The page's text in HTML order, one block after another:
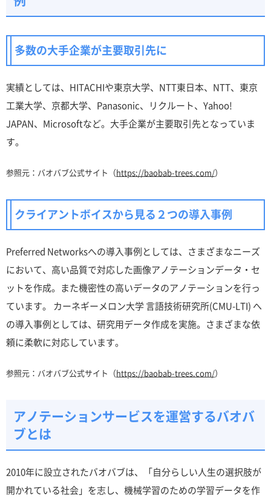
多数の大手企業が主要取引先に
実績としては、HITACHIや東京大学、NTT東日本、NTT、東京
工業大学、京都大学、Panasonic、リクルート、Yahoo!
JAPAN、Microsoftなど。大手企業が主要取引先となっていま
す。
参照元：バオバブ公式サイト（https://baobab-trees.com/）
クライアントボイスから見る２つの導入事例
Preferred Networksへの導入事例としては、さまざまなニーズ
において、高い品質で対応した画像アノテーションデータ・セ
ットを作成。また機密性の高いデータのアノテーションを行っ
ています。 カーネギーメロン大学 言語技術研究所(CMU-LTI) へ
の導入事例としては、研究用データ作成を実施。さまざまな依
頼に柔軟に対応しています。
参照元：バオバブ公式サイト（https://baobab-trees.com/）
アノテーションサービスを運営するバオバ
ブとは
2010年に設立されたバオバブは、「自分らしい人生の選択肢が
開かれている社会」を志し、機械学習のための学習データを作